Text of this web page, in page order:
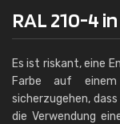
RAL 210-4
Es ist riskant, eine
Farbe auf
sicherzugehen,
die Verwendung